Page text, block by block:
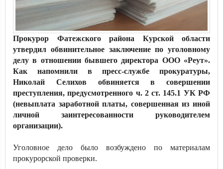
Прокурор Фатежского района Курской области
утвердил обвинительное заключение по уголовному
делу в отношении бывшего директора ООО «Реут».
Как напомнили в пресс-службе прокуратуры,
Николай Селихов обвиняется в совершении
преступления, предусмотренного ч. 2 ст. 145.1 УК РФ
(невыплата заработной платы, совершенная из иной
личной заинтересованности руководителем
организации).
Уголовное дело было возбуждено по материалам
прокурорской проверки.